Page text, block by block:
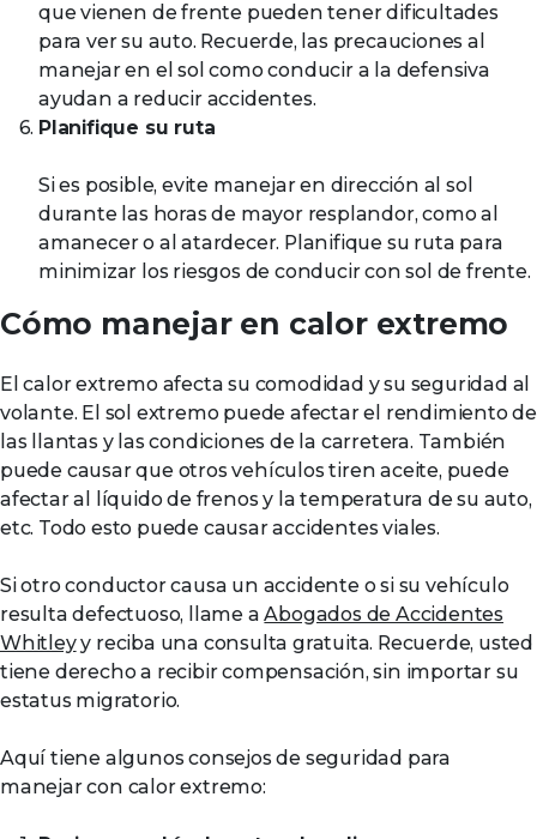
que vienen de frente pueden tener dificultades
para ver su auto. Recuerde, las precauciones al
manejar en el sol como conducir a la defensiva
ayudan a reducir accidentes.
Planifique su ruta
Si es posible, evite manejar en dirección al sol
durante las horas de mayor resplandor, como al
amanecer o al atardecer. Planifique su ruta para
minimizar los riesgos de conducir con sol de frente.
Cómo manejar en calor extremo
El calor extremo afecta su comodidad y su seguridad al
volante. El sol extremo puede afectar el rendimiento de
las llantas y las condiciones de la carretera. También
puede causar que otros vehículos tiren aceite, puede
afectar al líquido de frenos y la temperatura de su auto,
etc. Todo esto puede causar accidentes viales.
Si otro conductor causa un accidente o si su vehículo
resulta defectuoso, llame aAbogados de Accidentes
Whitleyy reciba una consulta gratuita. Recuerde, usted
tiene derecho a recibir compensación, sin importar su
estatus migratorio.
Aquí tiene algunos consejos de seguridad para
manejar con calor extremo: